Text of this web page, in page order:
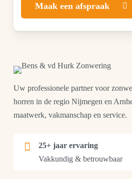
Maak een afspraak
Uw professionele partner voor
horren in de regio Nijmegen en
maatwerk, vakmanschap en service.
25+ jaar ervaring
Vakkundig & betrouwbaar